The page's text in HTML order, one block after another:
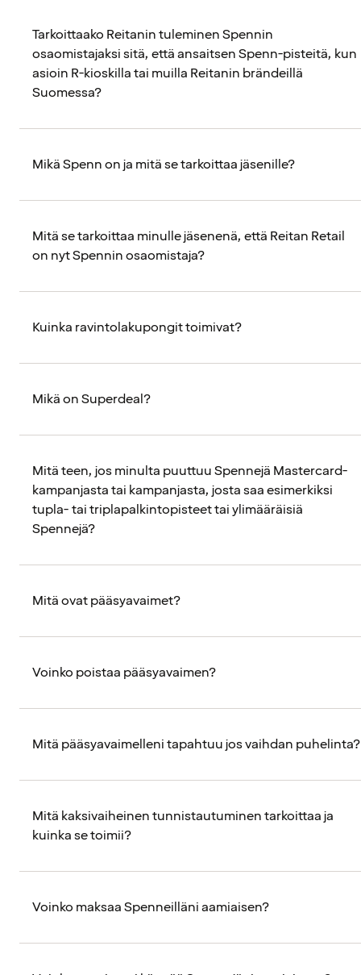
Tarkoittaako Reitanin tuleminen Spennin
osaomistajaksi sitä, että ansaitsen Spenn-pisteitä, kun
asioin R-kioskilla tai muilla Reitanin brändeillä
Suomessa?
Mikä Spenn on ja mitä se tarkoittaa jäsenille?
Mitä se tarkoittaa minulle jäsenenä, että Reitan Retail
on nyt Spennin osaomistaja?
Kuinka ravintolakupongit toimivat?
Mikä on Superdeal?
Mitä teen, jos minulta puuttuu Spennejä Mastercard-
kampanjasta tai kampanjasta, josta saa esimerkiksi
tupla- tai triplapalkintopisteet tai ylimääräisiä
Spennejä?
Mitä ovat pääsyavaimet?
Voinko poistaa pääsyavaimen?
Mitä pääsyavaimelleni tapahtuu jos vaihdan puhelinta?
Mitä kaksivaiheinen tunnistautuminen tarkoittaa ja
kuinka se toimii?
Voinko maksaa Spenneilläni aamiaisen?